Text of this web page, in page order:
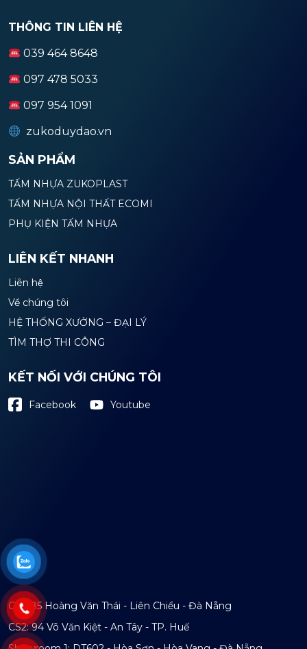
THÔNG TIN LIÊN HỆ
039 464 8648
097 478 5033
097 954 1091
zukoduydao.vn
SẢN PHẨM
TẤM NHỰA ZUKOPLAST
TẤM NHỰA NỘI THẤT ECOMI
PHỤ KIỆN TẤM NHỰA
LIÊN KẾT NHANH
Liên hệ
Về chúng tôi
HỆ THỐNG XƯỞNG – ĐẠI LÝ
TÌM THỢ THI CÔNG
KẾT NỐI VỚI CHÚNG TÔI
Facebook Youtube
CS1: 85 Hoàng Văn Thái - Liên Chiểu - Đà Nẵng
CS2: 94 Võ Văn Kiệt - An Tây - TP. Huế